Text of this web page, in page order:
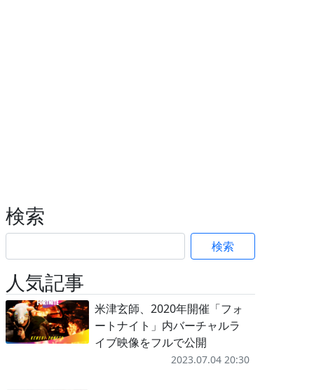
検索
検索
人気記事
米津玄師、2020年開催「フォ
ートナイト」内バーチャルラ
イブ映像をフルで公開
2023.07.04 20:30